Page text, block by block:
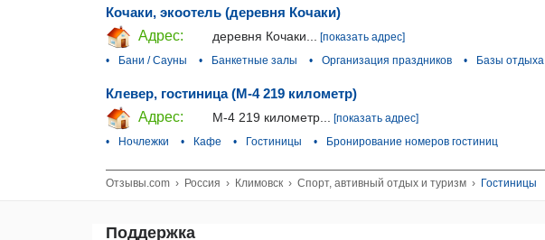
Кочаки, экоотель (деревня Кочаки)
Адрес:
деревня Кочаки... [показать адрес]
•
Бани / Сауны • Банкетные залы • Организация праздников • Базы отдыха
Клевер, гостиница (М-4 219 километр)
Адрес:
М-4 219 километр...
[показать адрес]
•
Ночлежки • Кафе • Гостиницы • Бронирование номеров гостиниц
Отзывы.com › Россия › Климовск › Спорт, автивный отдых и туризм › Гостиницы
Поддержка